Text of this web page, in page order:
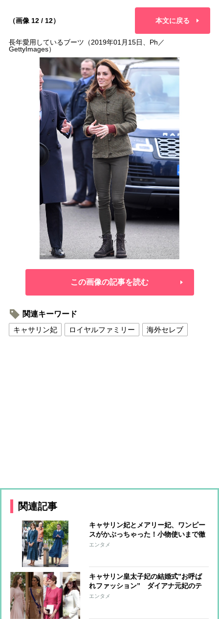
（画像 12 / 12） 本文に戻る
長年愛用しているブーツ（2019年01月15日、Ph／
GettyImages）
この画像の記事を読む
関連キーワード
キャサリン妃
ロイヤルファミリー 海外セレブ
関連記事
キャサリン妃とメアリー妃、ワンピー
スがかぶっちゃった！小物使いまで徹
底比較
エンタメ
キャサリン皇太子妃の結婚式”お呼ば
れファッション” ダイアナ元妃のテ
ィアラ、多様なピンクドレス、着回し
エンタメ